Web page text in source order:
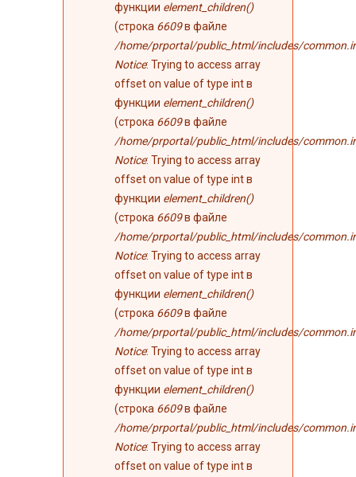
функции element_children()
(строка 6609в файле
/home/prportal/public_html/includes/
Notice: Trying to access array
offset on value of type int в
функции element_children()
(строка 6609в файле
/home/prportal/public_html/includes/
Notice: Trying to access array
offset on value of type int в
функции element_children()
(строка 6609в файле
/home/prportal/public_html/includes/
Notice: Trying to access array
offset on value of type int в
функции element_children()
(строка 6609в файле
/home/prportal/public_html/includes/
Notice: Trying to access array
offset on value of type int в
функции element_children()
(строка 6609в файле
/home/prportal/public_html/includes/
Notice: Trying to access array
offset on value of type int в